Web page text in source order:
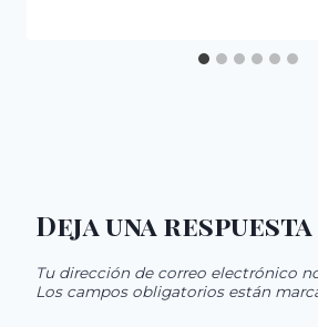
Deja una respuesta
Tu dirección de correo electrónico
Los campos obligatorios están